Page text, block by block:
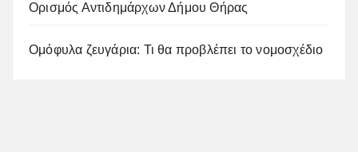
Ορισμός Αντιδημάρχων Δήμου Θήρας
Ομόφυλα ζευγάρια: Τι θα προβλέπει το νομοσχέδιο